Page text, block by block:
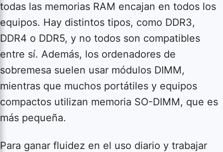
todas las memorias RAM encajan en todos los
equipos. Hay distintos tipos, como DDR3,
DDR4 o DDR5, y no todos son compatibles
entre sí. Además, los ordenadores de
sobremesa suelen usar módulos DIMM,
mientras que muchos portátiles y equipos
compactos utilizan memoria SO-DIMM, que es
más pequeña.
Para ganar fluidez en el uso diario y trabajar